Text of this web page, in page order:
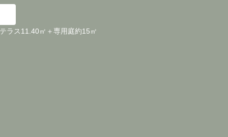
ラス11.40㎡＋専用庭約15㎡